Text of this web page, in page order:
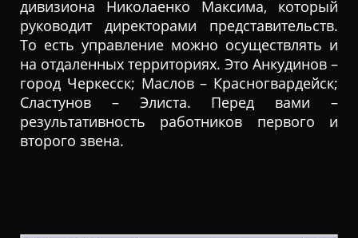
дивизиона Николаенко Максима, который
руководит директорами представительств.
То есть управление можно осуществлять и
на отдаленных территориях. Это Анкудинов –
город Черкесск; Маслов – Красногвардейск;
Сластунов – Элиста. Перед вами –
результативность работников первого и
второго звена.